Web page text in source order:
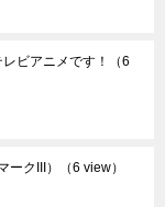
ビアニメです！
（6
ークIII） （6 view）